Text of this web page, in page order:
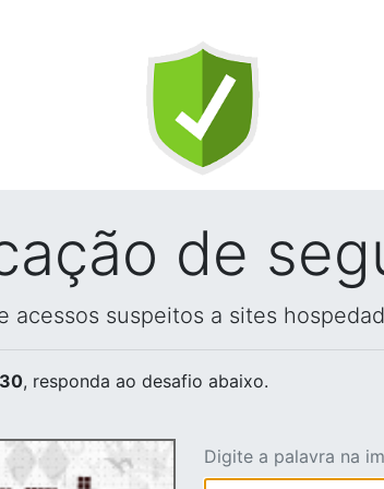
de
acessos suspeitos a sites
, responda ao desafio abaixo.
Digite a palavra na